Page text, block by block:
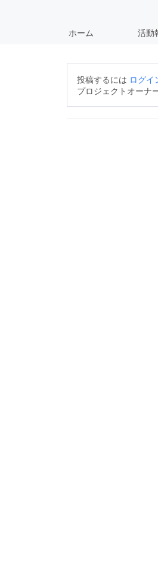
ホーム 活動
投稿するには ログイ
プロジェクトオーナ